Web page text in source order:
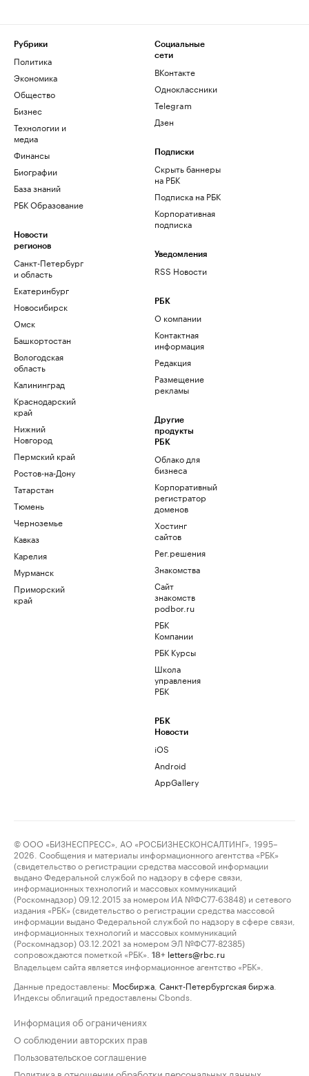
Рубрики
Политика
Экономика
Общество
Бизнес
Технологии и
медиа
Финансы
Биографии
База знаний
РБК Образование
Новости
регионов
Санкт-Петербург
и область
Екатеринбург
Новосибирск
Омск
Башкортостан
Вологодская
область
Калининград
Краснодарский
край
Нижний
Новгород
Пермский край
Ростов-на-Дону
Татарстан
Тюмень
Черноземье
Кавказ
Карелия
Мурманск
Приморский
край
Социальные
сети
ВКонтакте
Одноклассники
Telegram
Дзен
Подписки
Скрыть баннеры
на РБК
Подписка на РБК
Корпоративная
подписка
Уведомления
RSS Новости
РБК
О компании
Контактная
информация
Редакция
Размещение
рекламы
Другие
продукты
РБК
Облако для
бизнеса
Корпоративный
регистратор
доменов
Хостинг
сайтов
Рег.решения
Знакомства
Сайт
знакомств
podbor.ru
РБК
Компании
РБК Курсы
Школа
управления
РБК
РБК
Новости
iOS
Android
AppGallery
© ООО «БИЗНЕСПРЕСС», АО «РОСБИЗНЕСКОНСАЛТИНГ», 1995–
2026. Сообщения и материалы информационного агентства «РБК»
(свидетельство о регистрации средства массовой информации
выдано Федеральной службой по надзору в сфере связи,
информационных технологий и массовых коммуникаций
(Роскомнадзор) 09.12.2015 за номером ИА №ФС77-63848) и сетевого
издания «РБК» (свидетельство о регистрации средства массовой
информации выдано Федеральной службой по надзору в сфере связи,
информационных технологий и массовых коммуникаций
(Роскомнадзор) 03.12.2021 за номером ЭЛ №ФС77-82385)
сопровождаются пометкой «РБК».
18+ letters@rbc.ru
Владельцем сайта является информационное агентство «РБК».
Данные предоставлены: Мосбиржа Санкт-Петербургская биржа
Индексы облигаций предоставлены Cbonds.
Информация об ограничениях
О соблюдении авторских прав
Пользовательское соглашение
Политика в отношении обработки персональных данных